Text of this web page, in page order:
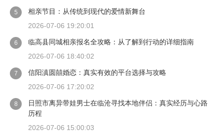
5
相亲节目：从传统到现代的爱情新舞台
2026-07-06 19:20:01
6
临高县同城相亲报名全攻略：从了解到行动的详细指南
2026-07-06 18:40:02
7
信阳滇圆囍婚恋：真实有效的平台选择与攻略
2026-07-06 17:20:02
8
日照市离异带娃男士在临沧寻找本地伴侣：真实经历与心路
历程
2026-07-06 15:00:03